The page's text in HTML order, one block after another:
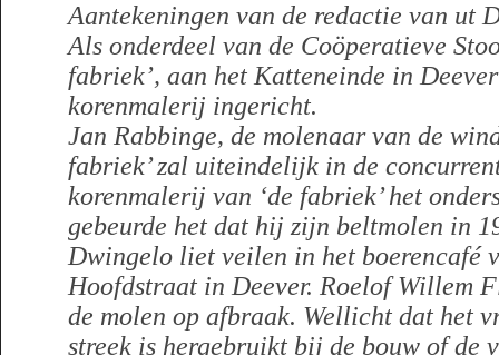
Aantekeningen van de redactie van ut
Als onderdeel van de Coöperatieve
fabriek’, aan het Katteneinde in
korenmalerij ingericht.
Jan Rabbinge, de molenaar van de
fabriek’ zal uiteindelijk in de
korenmalerij van ‘de fabriek’ het
gebeurde het dat hij zijn beltmolen in
Dwingelo liet veilen in het boerencafé
Hoofdstraat in Deever. Roelof Willem
de molen op afbraak. Wellicht dat het
streek is hergebruikt bij de bouw of de